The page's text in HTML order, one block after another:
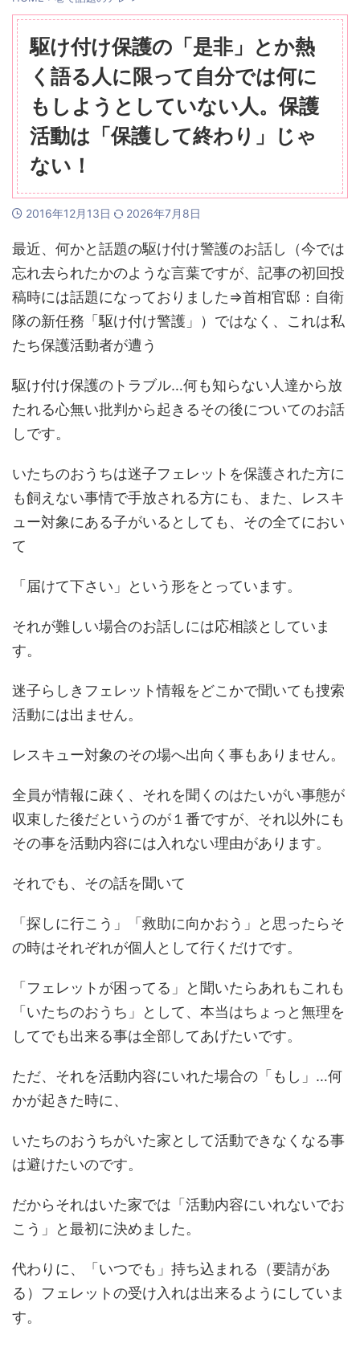
駆け付け保護の「是非」とか熱
く語る人に限って自分では何に
もしようとしていない人。保護
活動は「保護して終わり」じゃ
ない！
2016年12月13日 2026年7月8日
最近、何かと話題の駆け付け警護のお話し（今では
忘れ去られたかのような言葉ですが、記事の初回投
稿時には話題になっておりました⇒首相官邸：自衛
隊の新任務「駆け付け警護」）ではなく、これは私
たち保護活動者が遭う
駆け付け保護のトラブル…何も知らない人達から放
たれる心無い批判から起きるその後についてのお話
しです。
いたちのおうちは迷子フェレットを保護された方に
も飼えない事情で手放される方にも、また、レスキ
ュー対象にある子がいるとしても、その全てにおい
て
「届けて下さい」という形をとっています。
それが難しい場合のお話しには応相談としていま
す。
迷子らしきフェレット情報をどこかで聞いても捜索
活動には出ません。
レスキュー対象のその場へ出向く事もありません。
全員が情報に疎く、それを聞くのはたいがい事態が
収束した後だというのが１番ですが、それ以外にも
その事を活動内容には入れない理由があります。
それでも、その話を聞いて
「探しに行こう」「救助に向かおう」と思ったらそ
の時はそれぞれが個人として行くだけです。
「フェレットが困ってる」と聞いたらあれもこれも
「いたちのおうち」として、本当はちょっと無理を
してでも出来る事は全部してあげたいです。
ただ、それを活動内容にいれた場合の「もし」…何
かが起きた時に、
いたちのおうちがいた家として活動できなくなる事
は避けたいのです。
だからそれはいた家では「活動内容にいれないでお
こう」と最初に決めました。
代わりに、「いつでも」持ち込まれる（要請があ
る）フェレットの受け入れは出来るようにしていま
す。